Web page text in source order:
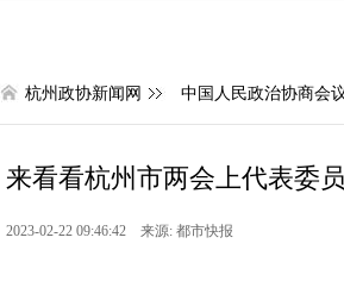
杭州政协新闻网 中国人民政治协商会
来看看杭州市两会上代表委
2023-02-22 09:46:42 来源: 都市快报